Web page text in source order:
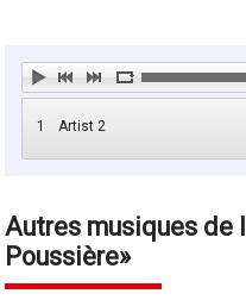
1 Artist 2
Autres musiques de
Poussière